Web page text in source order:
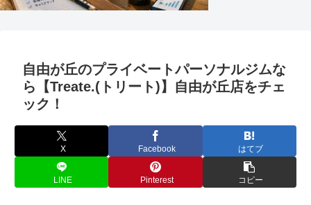
自由が丘のプライベートパーソナルジムな
ら【Treate.(トリート)】自由が丘店をチェ
ック！
X Facebook はてブ
LINE Pinterest コピー